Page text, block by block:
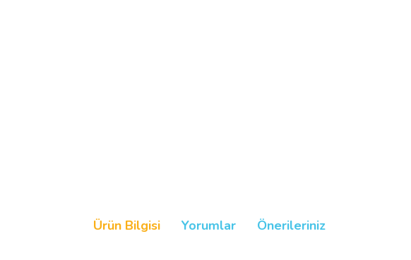
Ürün Bilgisi Yorumlar Önerileriniz